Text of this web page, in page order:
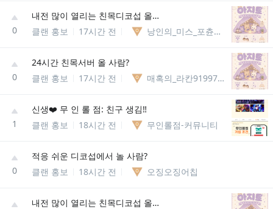
0
내전 많이 열리는 친목디코섭 올래요?
클랜 홍보
17시간 전 낭인의_미스_포츈92901507736
0
24시간 친목서버 올 사람?
클랜 홍보
17시간 전 매혹의_라칸91997601290964
1
신생❤️ 무 인 롤 점: 친구 생김‼️
클랜 홍보
18시간 전 무인롤점-커뮤니티
0
적응 쉬운 디코섭에서 놀 사람?
클랜 홍보
18시간 전 오징오징어칩
내전 많이 열리는 친목디코섭 올래요?